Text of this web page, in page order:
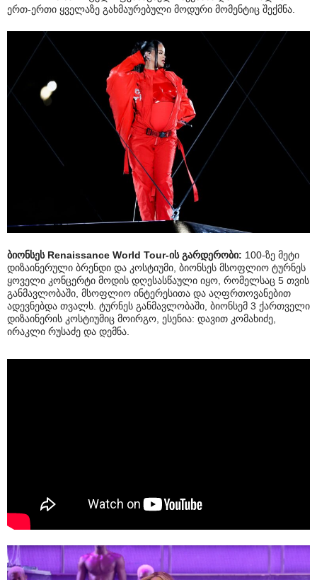
ერთ-ერთი ყველაზე გახმაურებული მოდური მომენტიც შექმნა.
ბიონსეს Renaissance World Tour-ის გარდერობი: 100-ზე მეტი
დიზაინერული ბრენდი და კოსტიუმი, ბიონსეს მსოფლიო ტურნეს
ყოველი კონცერტი მოდის დღესასწაული იყო, რომელსაც 5 თვის
განმავლობაში, მსოფლიო ინტერესითა და აღფრთოვანებით
ადევნებდა თვალს. ტურნეს განმავლობაში, ბიონსემ 3 ქართველი
დიზაინერის კოსტიუმიც მოირგო, ესენია: დავით კომახიძე,
ირაკლი რუსაძე და დემნა.